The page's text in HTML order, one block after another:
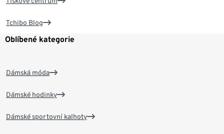
Tchibo Blog
Oblíbené kategorie
Dámská móda
Dámské hodinky
Dámské sportovní kalhoty